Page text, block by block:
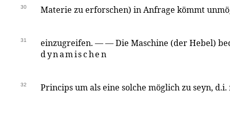
30 Materie zu erforschen) in Anfrage kömmt
31
einzugreifen. — — Die Maschine (der Hebel)
dynamischen
32 Princips um als eine solche möglich zu seyn, d.i.